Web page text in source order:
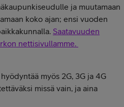
ja muutamaan
koko ajan; ensi vuoden
Saatavuuden
nettisivullamme.
myös 2G, 3G ja 4G
missä vain, ja aina